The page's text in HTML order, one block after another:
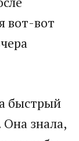
вот-вот
быстрый
Она знала,